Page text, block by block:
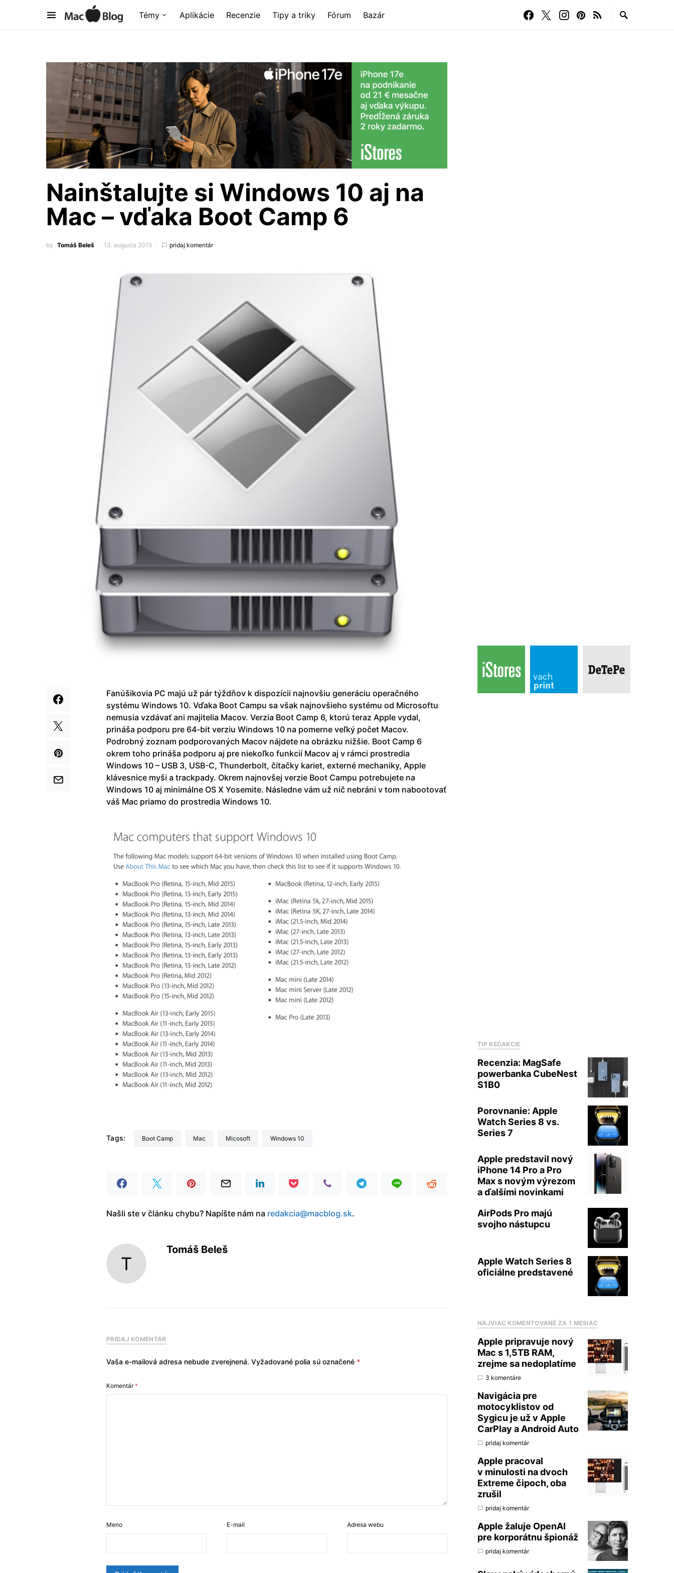
Témy Aplikácie Recenzie Tipy a triky Fórum Bazár
Nainštalujte si Windows 10 aj na
Mac – vďaka Boot Camp 6
by Tomáš Beleš 13. augusta 2015 pridaj komentár
Fanúšikovia PC majú už pár týždňov k dispozícii najnovšiu generáciu operačného
systému Windows 10. Vďaka Boot Campu sa však najnovšieho systému od Microsoftu
nemusia vzdávať ani majitelia Macov. Verzia Boot Camp 6, ktorú teraz Apple vydal,
prináša podporu pre 64-bit verziu Windows 10 na pomerne veľký počet Macov.
Podrobný zoznam podporovaných Macov nájdete na obrázku nižšie. Boot Camp 6
okrem toho prináša podporu aj pre niekoľko funkcií Macov aj v rámci prostredia
Windows 10 – USB 3, USB-C, Thunderbolt, čítačky kariet, externé mechaniky, Apple
klávesnice myši a trackpady. Okrem najnovšej verzie Boot Campu potrebujete na
Windows 10 aj minimálne OS X Yosemite. Následne vám už nič nebráni v tom nabootovať
váš Mac priamo do prostredia Windows 10.
Tags: Boot Camp Mac Micosoft Windows 10
Našli ste v článku chybu? Napíšte nám na redakcia@macblog.sk.
Tomáš Beleš
PRIDAJ KOMENTÁR
Vaša e-mailová adresa nebude zverejnená. Vyžadované polia sú označené *
Komentár*
Meno E-mail Adresa webu
TIP REDAKCIE
Recenzia: MagSafe
powerbanka CubeNest
S1B0
Porovnanie: Apple
Watch Series 8 vs.
Series 7
Apple predstavil nový
iPhone 14 Pro a Pro
Max s novým výrezom
a ďalšími novinkami
AirPods Pro majú
svojho nástupcu
Apple Watch Series 8
oficiálne predstavené
NAJVIAC KOMENTOVANÉ ZA 1 MESIAC
Apple pripravuje nový
Mac s 1,5TB RAM,
zrejme sa nedoplatíme
3 komentáre
Navigácia pre
motocyklistov od
Sygicu je už v Apple
CarPlay a Android Auto
pridaj komentár
Apple pracoval
v minulosti na dvoch
Extreme čipoch, oba
zrušil
pridaj komentár
Apple žaluje OpenAI
pre korporátnu špionáž
pridaj komentár